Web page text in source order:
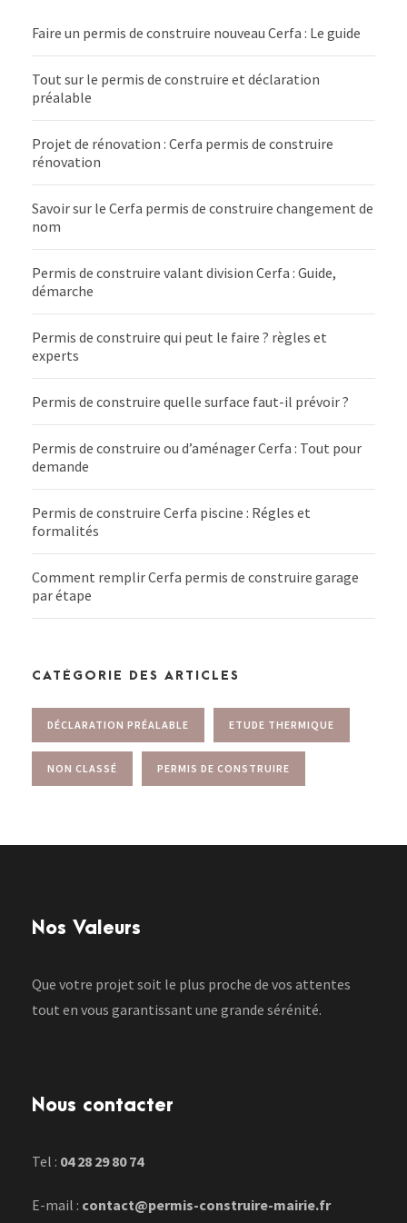
Faire un permis de construire nouveau Cerfa : Le guide
Tout sur le permis de construire et déclaration
préalable
Projet de rénovation : Cerfa permis de construire
rénovation
Savoir sur le Cerfa permis de construire changement de
nom
Permis de construire valant division Cerfa : Guide,
démarche
Permis de construire qui peut le faire ? règles et
experts
Permis de construire quelle surface faut-il prévoir ?
Permis de construire ou d’aménager Cerfa : Tout pour
demande
Permis de construire Cerfa piscine : Régles et
formalités
Comment remplir Cerfa permis de construire garage
par étape
CATÉGORIE DES ARTICLES
DÉCLARATION PRÉALABLE ETUDE THERMIQUE
NON CLASSÉ PERMIS DE CONSTRUIRE
Nos Valeurs
Que votre projet soit le plus proche de vos attentes
tout en vous garantissant une grande sérénité.
Nous contacter
Tel : 04 28 29 80 74
E-mail : contact@permis-construire-mairie.fr